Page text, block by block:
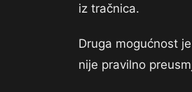
iz tračnica.
Druga mogućnost
nije pravilno